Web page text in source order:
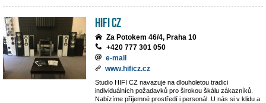
HIFI CZ
Za Potokem 46/4, Praha 10
+420 777 301 050
e-mail
www.hificz.cz
Studio HIFI CZ navazuje na dlouholetou tradici
individuálních požadavků pro širokou škálu zákazníků.
Nabízíme příjemné prostředí i personál. U nás si v klidu a